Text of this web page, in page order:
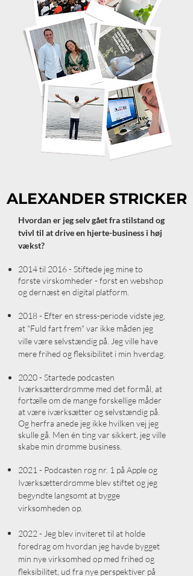
ALEXANDER STRICKER
Hvordan er jeg selv gået fra stilstand og
tvivl til at drive en hjerte-business i høj
vækst?
2014 til 2016 - Stiftede jeg mine to
første virskomheder - først en webshop
og dernæst en digital platform.
2018 - Efter en stress-periode vidste jeg,
at "Fuld fart frem" var ikke måden jeg
ville være selvstændig på. Jeg ville have
mere frihed og fleksibilitet i min hverdag.
2020 - Startede podcasten
Iværksætterdrømme med det formål, at
fortælle om de mange forskellige måder
at være iværksætter og selvstændig på.
Og herfra anede jeg ikke hvilken vej jeg
skulle gå. Men én ting var sikkert, jeg ville
skabe min drømme business.
2021 - Podcasten røg nr. 1 på Apple og
Iværksætterdrømme blev stiftet og jeg
begyndte langsomt at bygge
virksomheden op.
2022 - Jeg blev inviteret til at holde
foredrag om hvordan jeg havde bygget
min nye virksomhed op med frihed og
fleksibilitet, ud fra nye perspektiver på